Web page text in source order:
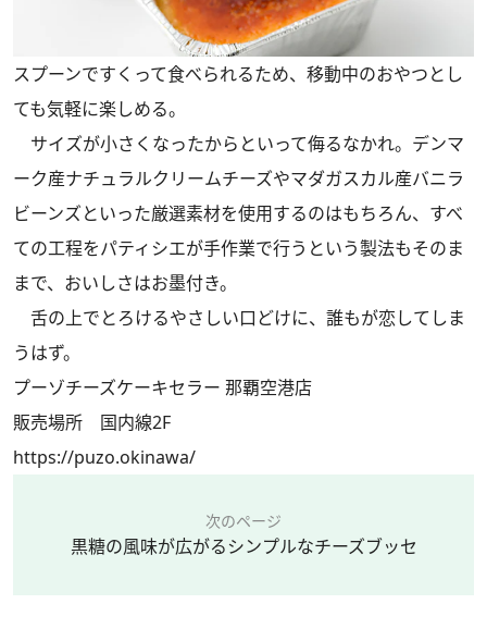
スプーンですくって食べられるため、移動中のおやつとし
ても気軽に楽しめる。
サイズが小さくなったからといって侮るなかれ。デンマ
ーク産ナチュラルクリームチーズやマダガスカル産バニラ
ビーンズといった厳選素材を使用するのはもちろん、すべ
ての工程をパティシエが手作業で行うという製法もそのま
まで、おいしさはお墨付き。
舌の上でとろけるやさしい口どけに、誰もが恋してしま
うはず。
プーゾチーズケーキセラー 那覇空港店
販売場所 国内線2F
https://puzo.okinawa/
次のページ
黒糖の風味が広がるシンプルなチーズブッセ